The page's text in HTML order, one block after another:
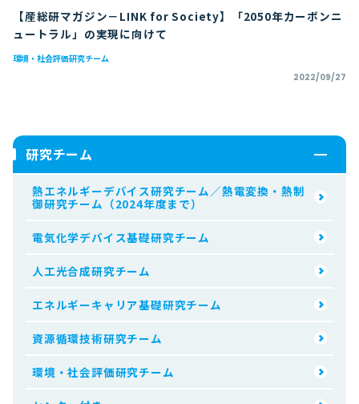
【産総研マガジン－LINK for Society】「2050年カーボンニ
ュートラル」の実現に向けて
環境・社会評価研究チーム
2022/09/27
研究チーム
熱エネルギーデバイス研究チーム／熱電変換・熱制
御研究チーム（2024年度まで）
電気化学デバイス基礎研究チーム
人工光合成研究チーム
エネルギーキャリア基礎研究チーム
資源循環技術研究チーム
環境・社会評価研究チーム